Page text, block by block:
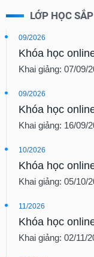
LỚP HỌC
09/2026
Khóa học
Khai giảng: 07/09/
09/2026
Khóa học
Khai giảng: 16/09/
10/2026
Khóa học
Khai giảng: 05/10/
11/2026
Khóa học
Khai giảng: 02/11/